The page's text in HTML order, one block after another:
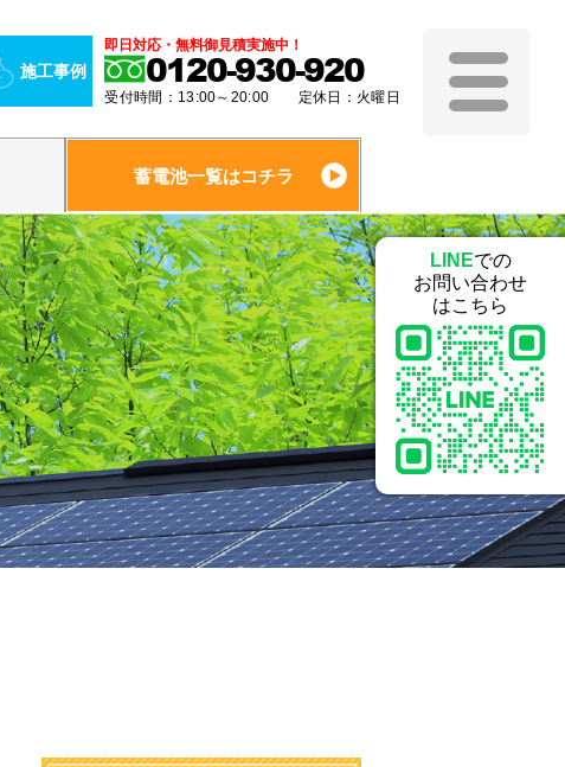
施工事例
即日対応・無料御見積実施中！
0120-930-920
受付時間：13:00～20:00 定休日：火曜日
蓄電池一覧はコチラ
LINEでの
お問い合わせ
はこちら